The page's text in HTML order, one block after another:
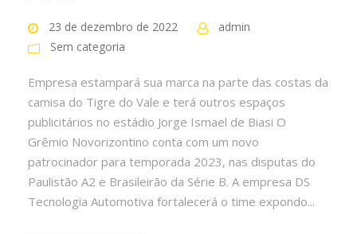
23 de dezembro de 2022
admin
Sem categoria
Empresa estampará sua marca na parte das costas da
camisa do Tigre do Vale e terá outros espaços
publicitários no estádio Jorge Ismael de Biasi O
Grêmio Novorizontino conta com um novo
patrocinador para temporada 2023, nas disputas do
Paulistão A2 e Brasileirão da Série B. A empresa DS
Tecnologia Automotiva fortalecerá o time expondo...